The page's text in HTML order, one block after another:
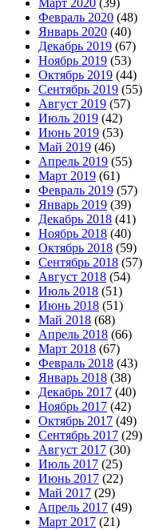
Март 2020 (39)
Февраль 2020 (48)
Январь 2020 (40)
Декабрь 2019 (67)
Ноябрь 2019 (53)
Октябрь 2019 (44)
Сентябрь 2019 (55)
Август 2019 (57)
Июль 2019 (42)
Июнь 2019 (53)
Май 2019 (46)
Апрель 2019 (55)
Март 2019 (61)
Февраль 2019 (57)
Январь 2019 (39)
Декабрь 2018 (41)
Ноябрь 2018 (40)
Октябрь 2018 (59)
Сентябрь 2018 (57)
Август 2018 (54)
Июль 2018 (51)
Июнь 2018 (51)
Май 2018 (68)
Апрель 2018 (66)
Март 2018 (67)
Февраль 2018 (43)
Январь 2018 (38)
Декабрь 2017 (40)
Ноябрь 2017 (42)
Октябрь 2017 (49)
Сентябрь 2017 (29)
Август 2017 (30)
Июль 2017 (25)
Июнь 2017 (22)
Май 2017 (29)
Апрель 2017 (49)
Март 2017 (21)